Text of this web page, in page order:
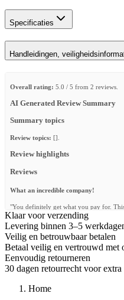
Specificaties
Handleidingen,
Overall rating: 5.0 / 5 from 2 reviews.
AI Generated Review Summary
Summary topics
Review topics: [].
Review highlights
Reviews
What an incredible company!
"You definitely get what you pay for.
communicated really well all along the
—Brad B. (5/5)
Awesome Platform!!
"Loving this Slimline II!! Installation
Customer support was great! Can’t wait
Chris F.(5/5
Klaar voor verzending
Levering binnen 3–5
Veilig en betrouwbaar betalen
Betaal veilig en vertrouwd met
Eenvoudig retourneren
30 dagen retourrecht voor extra
Home